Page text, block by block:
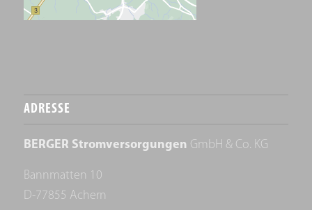
ADRESSE
BERGER Stromversorgungen GmbH & Co. KG
Bannmatten 10
D-77855 Achern